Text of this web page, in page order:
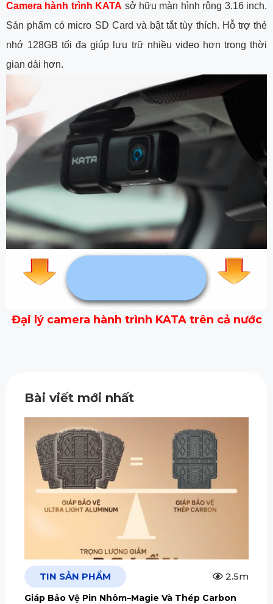
Camera hành trình KATA sở hữu màn hình rộng 3.16 inch.
Sản phẩm có micro SD Card và bật tắt tùy thích. Hỗ trợ thẻ
nhớ 128GB tối đa giúp lưu trữ nhiều video hơn trong thời
gian dài hơn.
Đại lý camera hành trình KATA trên cả nước
Bài viết mới nhất
TIN SẢN PHẨM 2.5m
Giáp Bảo Vệ Pin Nhôm–Magie Và Thép Carbon